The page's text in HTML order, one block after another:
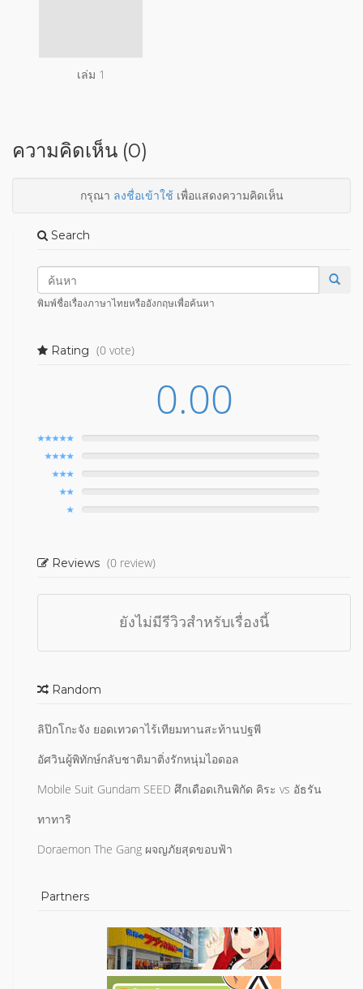
เล่ม 1
ความคิดเห็น (0)
กรุณา ลงชื่อเข้าใช้เพื่อแสดงความคิดเห็น
Search
พิมพ์ชื่อเรื่องภาษาไทยหรืออังกฤษเพื่อค้นหา
Rating (0 vote)
0.00
Reviews (0 review)
ยังไม่มีรีวิวสำหรับเรื่องนี้
Random
ลิป๊กโกะจัง ยอดเทวดาไร้เทียมทานสะท้านปฐพี
อัศวินผู้พิทักษ์กลับชาติมาติ่งรักหนุ่มไอดอล
Mobile Suit Gundam SEED ศึกเดือดเกินพิกัด คิระ vs อัธรัน
ทาทาริ
Doraemon The Gang ผจญภัยสุดขอบฟ้า
Partners